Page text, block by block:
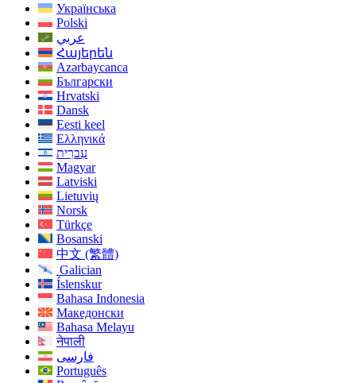
Українська
Polski
عربي
Հայերեն
Azərbaycanca
Български
Hrvatski
Dansk
Eesti keel
Ελληνικά
עִברִית
Magyar
Latviski
Lietuvių
Norsk
Türkçe
Bosanski
中文 (繁體)
Galician
Íslenskur
Bahasa Indonesia
Македонски
Bahasa Melayu
नेपाली
فارسی
Português